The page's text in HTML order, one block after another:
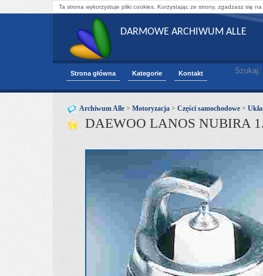
Ta strona wykorzystuje pliki cookies. Korzystając ze strony, zgadzasz się
DARMOWE ARCHIWUM ALLE
Strona główna Kategorie Kontakt Szukaj:
Archiwum Alle > Motoryzacja > Części samochodowe >
DAEWOO LANOS NUBIRA